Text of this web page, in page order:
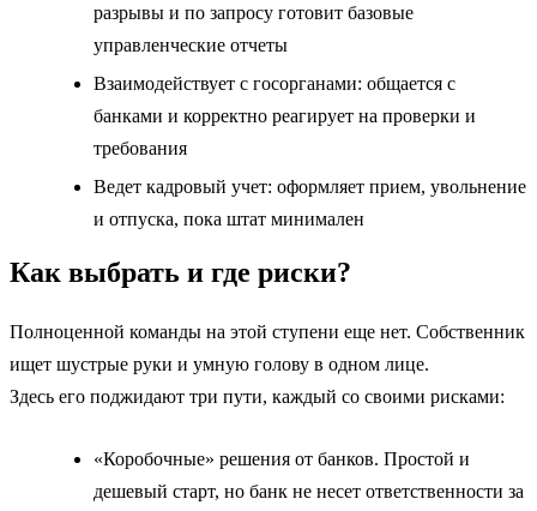
разрывы и по запросу готовит базовые
управленческие отчеты
Взаимодействует с госорганами: общается с
банками и корректно реагирует на проверки и
требования
Ведет кадровый учет: оформляет прием, увольнение
и отпуска, пока штат минимален
Как выбрать и где риски?
Полноценной команды на этой ступени еще нет. Собственник
ищет шустрые руки и умную голову в одном лице.
Здесь его поджидают три пути, каждый со своими рисками:
«Коробочные» решения от банков. Простой и
дешевый старт, но банк не несет ответственности за